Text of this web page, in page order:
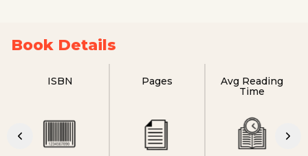
Book Details
ISBN Pages
Avg Reading
Time